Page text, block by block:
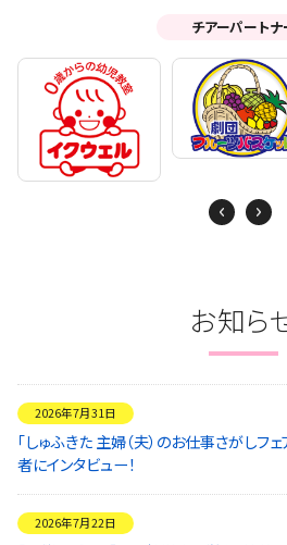
チアーパートナ
Next
お知ら
2026年7月31日
「しゅふきた 主婦（夫）のお仕事さがしフ
者にインタビュー！
2026年7月22日